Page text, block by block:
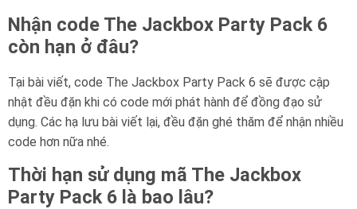
Nhận code The Jackbox Party Pack 6
còn hạn ở đâu?
Tại bài viết, code The Jackbox Party Pack 6 sẽ được cập
nhật đều đặn khi có code mới phát hành để đồng đạo sử
dụng. Các hạ lưu bài viết lại, đều đặn ghé thăm để nhận nhiều
code hơn nữa nhé.
Thời hạn sử dụng mã The Jackbox
Party Pack 6 là bao lâu?